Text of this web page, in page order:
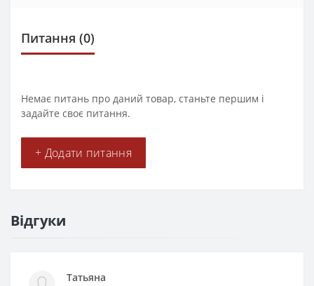
Питання (0)
Немає питань про даний товар, станьте першим і
задайте своє питання.
+ Додати питання
Відгуки
Татьяна